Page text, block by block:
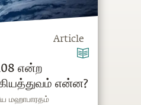
Article
என்ற
என்ன?
மஹாபாரதம்